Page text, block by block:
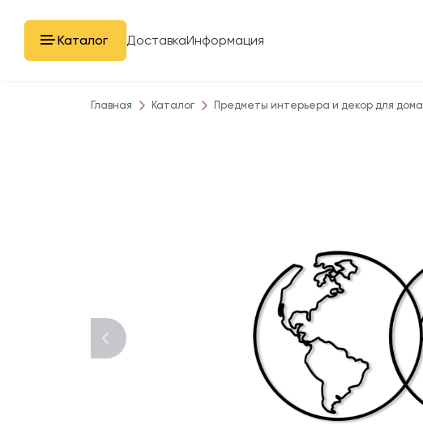
Каталог ДоставкаИнформация
Главная Каталог Предметы интерьера и декор для дома